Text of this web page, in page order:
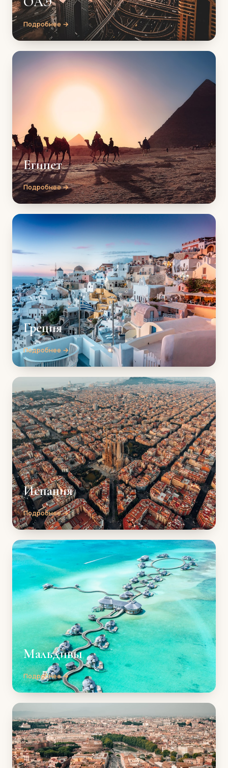
Подробнее →
Египет
Подробнее →
Греция
Подробнее →
Испания
Подробнее →
Мальдивы
Подробнее →